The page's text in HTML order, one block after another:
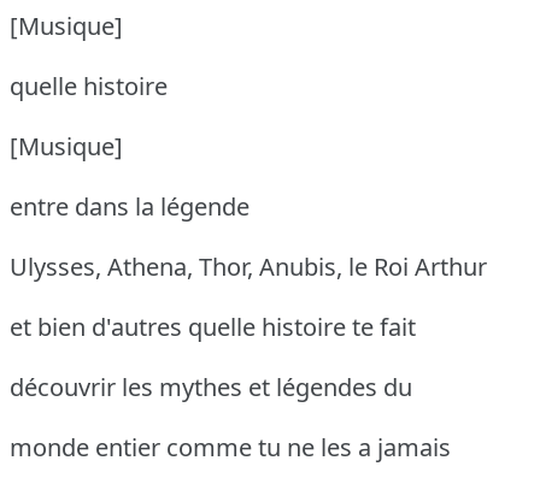
[Musique]
quelle histoire
[Musique]
entre dans la légende
Ulysses, Athena, Thor, Anubis, le Roi Arthur
et bien d'autres quelle histoire te fait
découvrir les mythes et légendes du
monde entier comme tu ne les a jamais